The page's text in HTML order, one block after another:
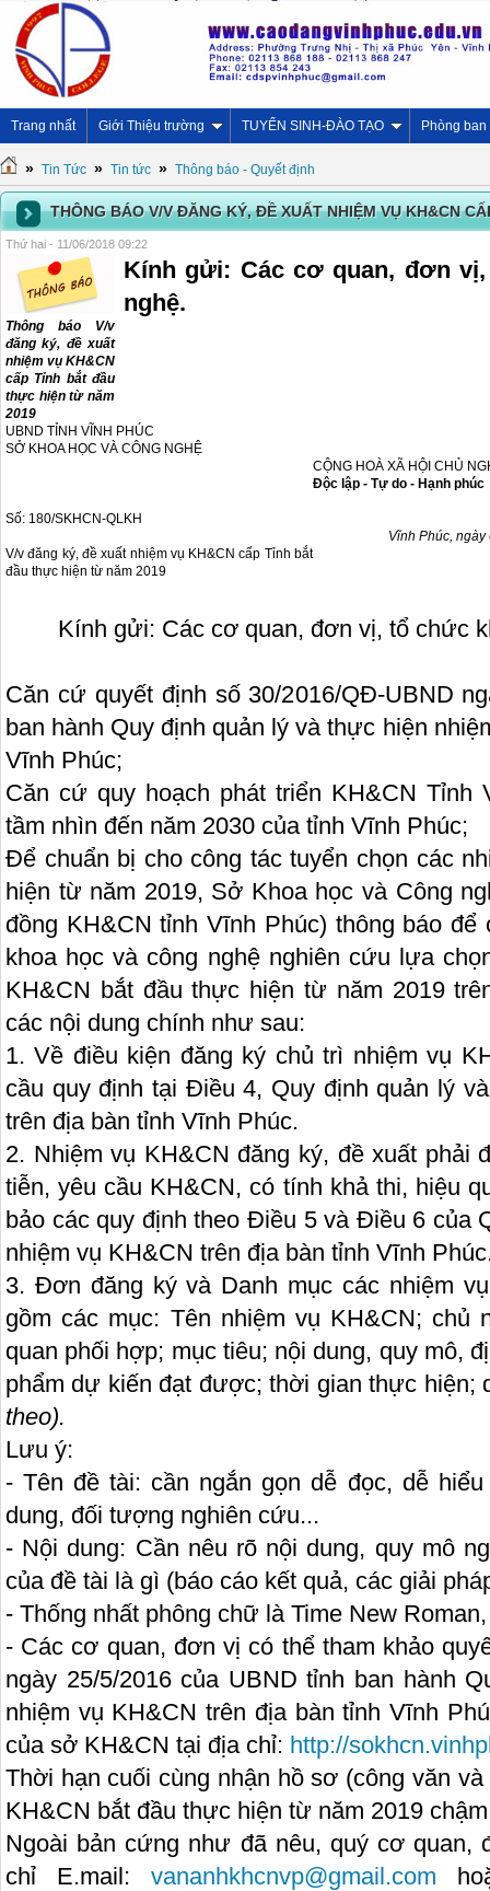
Trang nhất Giới Thiệu trường TUYỂN SINH-ĐÀO TẠO Phòng ban
» Tin Tức » Tin tức » Thông báo - Quyết định
THÔNG BÁO V/V ĐĂNG KÝ, ĐỀ XUẤT NHIỆM VỤ KH&CN
Thứ hai - 11/06/2018 09:22
Thông báo V/v
đăng ký, đề xuất
nhiệm vụ KH&CN
cấp Tỉnh bắt đầu
thực hiện từ năm
2019
Kính gửi: Các cơ quan, đơn
nghệ.
UBND TỈNH VĨNH PHÚC
SỞ KHOA HỌC VÀ CÔNG NGHỆ
Số: 180/SKHCN-QLKH
V/v đăng ký, đề xuất nhiệm vụ KH&CN cấp Tỉnh bắt
đầu thực hiện từ năm 2019
CỘNG HOÀ XÃ HỘI CHỦ
Độc lập - Tự do - Hạnh phúc
Vĩnh Phúc, ngày
Kính gửi: Các cơ quan, đơn vị, tổ chức
Căn cứ quyết định số 30/2016/QĐ-UBND
ban hành Quy định quản lý và thực hiện
Vĩnh Phúc;
Căn cứ quy hoạch phát triển KH&CN Tỉnh
tầm nhìn đến năm 2030 của tỉnh Vĩnh Phúc;
Để chuẩn bị cho công tác tuyển chọn các
hiện từ năm 2019, Sở Khoa học và Công
đồng KH&CN tỉnh Vĩnh Phúc) thông báo
khoa học và công nghệ nghiên cứu lựa
KH&CN bắt đầu thực hiện từ năm 2019
các nội dung chính như sau:
1. Về điều kiện đăng ký chủ trì nhiệm vụ
cầu quy định tại Điều 4, Quy định quản lý
trên địa bàn tỉnh Vĩnh Phúc.
2. Nhiệm vụ KH&CN đăng ký, đề xuất phải
tiễn, yêu cầu KH&CN, có tính khả thi, hiệu
bảo các quy định theo Điều 5 và Điều 6 của
nhiệm vụ KH&CN trên địa bàn tỉnh Vĩnh
3. Đơn đăng ký và Danh mục các nhiệm
gồm các mục: Tên nhiệm vụ KH&CN; chủ
quan phối hợp; mục tiêu; nội dung, quy mô,
phẩm dự kiến đạt được; thời gian thực hiện;
theo).
Lưu ý:
- Tên đề tài: cần ngắn gọn dễ đọc, dễ
dung, đối tượng nghiên cứu...
- Nội dung: Cần nêu rõ nội dung, quy mô
của đề tài là gì (báo cáo kết quả, các giải
- Thống nhất phông chữ là Time New
- Các cơ quan, đơn vị có thể tham khảo
ngày 25/5/2016 của UBND tỉnh ban hành
nhiệm vụ KH&CN trên địa bàn tỉnh Vĩnh
của sở KH&CN tại địa chỉ: http://
Thời hạn cuối cùng nhận hồ sơ (công văn
KH&CN bắt đầu thực hiện từ năm 2019
Ngoài bản cứng như đã nêu, quý cơ quan,
chỉ E.mail: vananhkhcnvp@gmail.com